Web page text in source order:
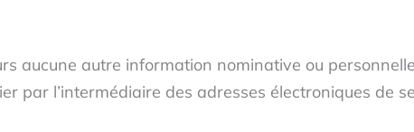
aucune autre information nominative ou
par l’intermédiaire des adresses électroniques de